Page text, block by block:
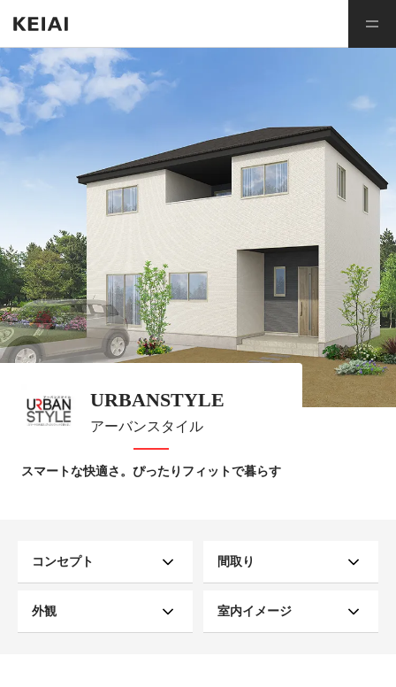
URBANSTYLE
アーバンスタイル
スマートな快適さ。ぴったりフィットで暮らす
コンセプト 間取り
外観 室内イメージ